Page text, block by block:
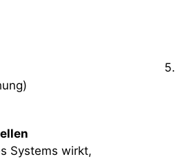
Systems wirkt,